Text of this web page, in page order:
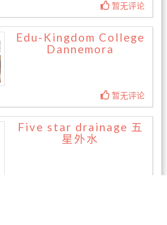
暂无评论
Edu-Kingdom College
Dannemora
暂无评论
Five star drainage 五
星外水